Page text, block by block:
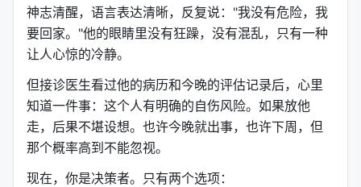
神志清醒，语言表达清晰，反复说："我没有危险，我
要回家。"他的眼睛里没有狂躁，没有混乱，只有一种
让人心惊的冷静。
但接诊医生看过他的病历和今晚的评估记录后，心里
知道一件事：这个人有明确的自伤风险。如果放他
走，后果不堪设想。也许今晚就出事，也许下周，但
那个概率高到不能忽视。
现在，你是决策者。只有两个选项：